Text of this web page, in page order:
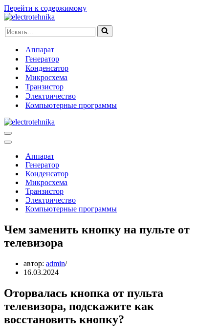
Перейти к содержимому
Искать...
Аппарат
Генератор
Конденсатор
Микросхема
Транзистор
Электричество
Компьютерные программы
Меню
навигации
Меню
навигацииАппарат
Генератор
Конденсатор
Микросхема
Транзистор
Электричество
Компьютерные программы
Чем заменить кнопку на пульте от
телевизора
автор: admin
16.03.2024
Оторвалась кнопка от пульта
телевизора, подскажите как
восстановить кнопку?